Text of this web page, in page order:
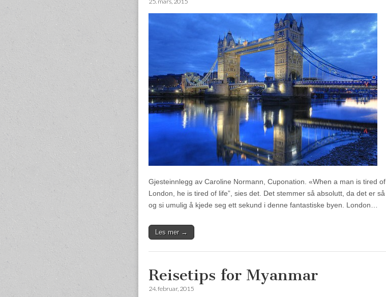
Gjesteinnlegg av Caroline Normann, Cuponation. «When a man is tired of
London, he is tired of life”, sies det. Det stemmer så absolutt, da det er så
og si umulig å kjede seg ett sekund i denne fantastiske byen. London…
Les mer →
Reisetips for Myanmar
24. februar, 2015